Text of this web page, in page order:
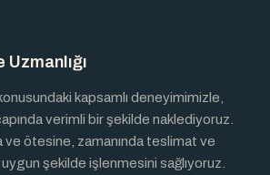
kapsamlı deneyimimizle,
verimli bir şekilde naklediyoruz.
ötesine, zamanında teslimat ve
şekilde işlenmesini sağlıyoruz.